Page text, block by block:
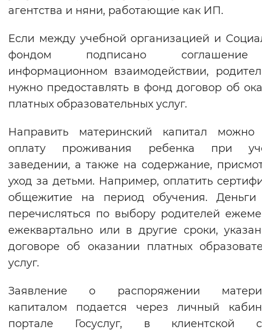
агентства и няни, работающие как ИП.
Если между учебной организацией и
фондом подписано
информационном взаимодействии,
нужно предоставлять в фонд договор об
платных образовательных услуг.
Направить материнский капитал
оплату проживания ребенка при
заведении, а также на содержание,
уход за детьми. Например, оплатить
общежитие на период обучения. Деньги
перечисляться по выбору родителей
ежеквартально или в другие сроки,
договоре об оказании платных
услуг.
Заявление о распоряжении
капиталом подается через личный
портале Госуслуг, в клиентской